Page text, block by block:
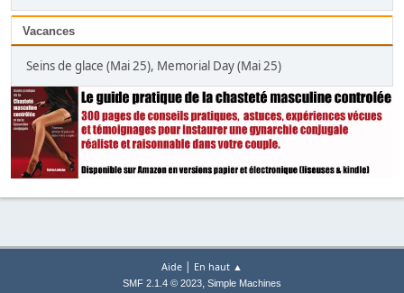
Vacances
Seins de glace (Mai 25), Memorial Day (Mai 25)
Aide | En haut ▲
SMF 2.1.4 © 2023, Simple Machines